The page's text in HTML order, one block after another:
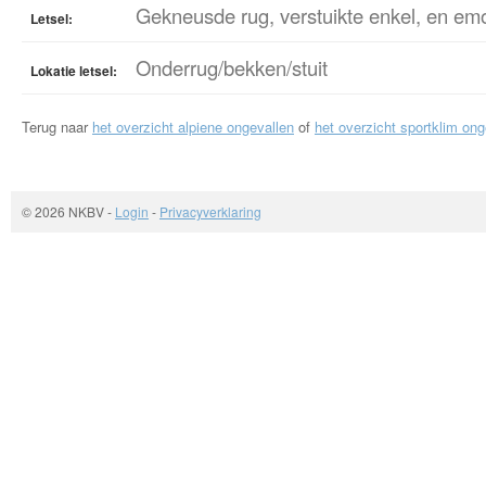
Letsel: Gekneusde rug, verstuikte enkel, en
Lokatie letsel: Onderrug/bekken/stuit
Terug naar het overzicht alpiene ongevallen of het overzicht sportklim
© 2026 NKBV- Login - Privacyverklaring